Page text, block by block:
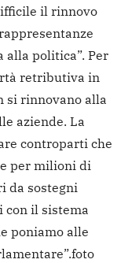
il rinnovo
alla politica”. Per
retributiva in
si rinnovano alla
aziende. La
controparti che
per milioni di
da sostegni
con il sistema
poniamo alle
foto